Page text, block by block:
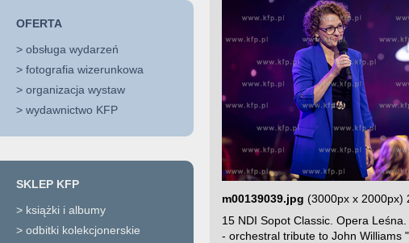
OFERTA
> obsługa wydarzeń
> fotografia wizerunkowa
> organizacja wystaw
> wydawnictwo KFP
SKLEP KFP
> książki i albumy
> odbitki kolekcjonerskie
m00139039.jpg (3000px x 2000px)
15 NDI Sopot Classic. Opera
- orchestral tribute to John Williams